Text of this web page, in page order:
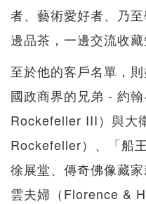
者、藝術愛好者、乃
邊品茶，一邊交流收藏
至於他的客戶名單，
國政商界的兄弟 - 約
Rockefeller III）與大
Rockefeller）、「船
徐展堂、傳奇佛像藏
雲夫婦（Florence &